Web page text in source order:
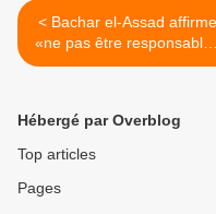
< Bachar el-Assad affirme
«ne pas être responsable»
de la répression syrienne
Hébergé par Overblog
Top articles
Pages